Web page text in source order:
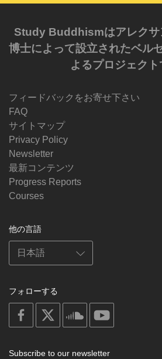
Study Buddhismはアレクサ
博士によって設立されたベル
よるプロジェクト
フィードバックをお寄せ下さい
FAQ
サイトマップ
Privacy Policy
Newsletter
最新コンテンツ
Progress Reports
Courses
他の言語
フォローする
on
facebook
soundcloud
Subscribe to our newsletter